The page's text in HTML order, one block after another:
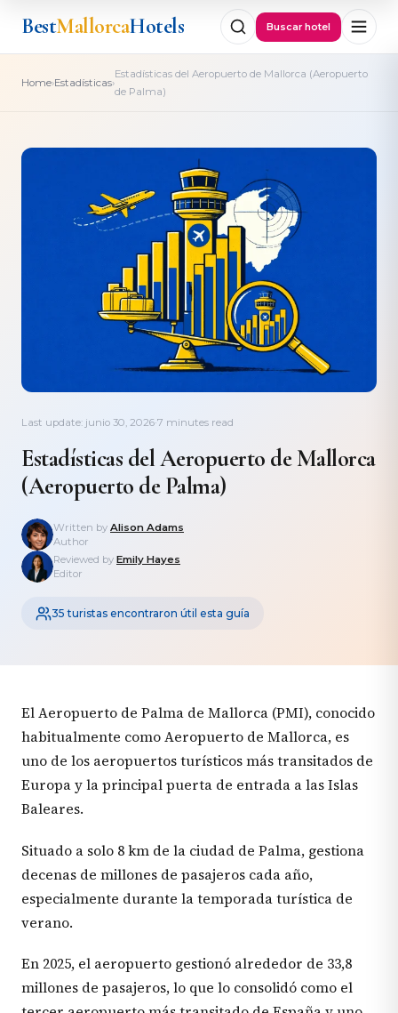
BestMallorcaHotels Buscar hotel
Home›Estadísticas›
Estadísticas del Aeropuerto de Mallorca (Aeropuerto
de Palma)
Last update: junio 30, 2026·7 minutes read
Estadísticas del Aeropuerto de Mallorca
(Aeropuerto de Palma)
Written by Alison Adams
Author
Reviewed by Emily Hayes
Editor
35 turistas encontraron útil esta guía
El Aeropuerto de Palma de Mallorca (PMI), conocido
habitualmente como Aeropuerto de Mallorca, es
uno de los aeropuertos turísticos más transitados de
Europa y la principal puerta de entrada a las Islas
Baleares.
Situado a solo 8 km de la ciudad de Palma, gestiona
decenas de millones de pasajeros cada año,
especialmente durante la temporada turística de
verano.
En 2025, el aeropuerto gestionó alrededor de 33,8
millones de pasajeros, lo que lo consolidó como el